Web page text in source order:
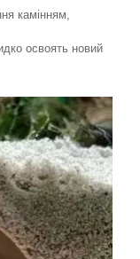
камінням,
освоять новий